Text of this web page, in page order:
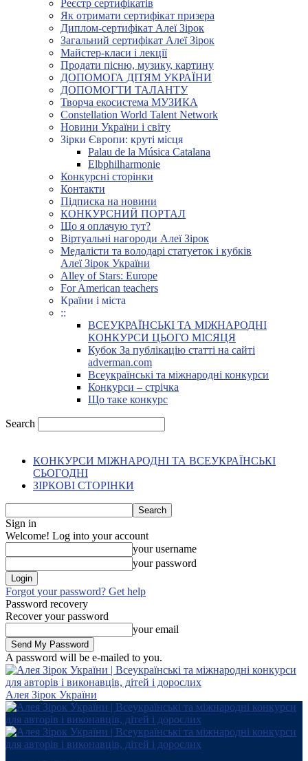
Реєстр сертифікатів
Як отримати сертифікат призера
Диплом-сертифікат Алеї Зірок
Загальний сертифікат Алеї Зірок
Майстер-класи і лекції
Продати пісню, музику, картину
ДОПОМОГА ДІТЯМ УКРАЇНИ
ДОПОМОГТИ ТАЛАНТУ
Творча екосистема МУЗИКА
Constellation World Talent Network
Новини України і світу
Зірки Європи: круті місця
Palau de la Música Catalana
Elbphilharmonie
Конкурсні сторінки
Контакти
Підписка на новини
КОНКУРСНИЙ ПОРТАЛ
Що я оплачую тут?
Віртуальні нагороди Алеї Зірок
Медалісти та володарі статуеток і кубків
Алеї Зірок України
Alley of Stars: Europe
For American teachers
Країни і міста
::
ВСЕУКРАЇНСЬКІ ТА МІЖНАРОДНІ
КОНКУРСИ ЦЬОГО МІСЯЦЯ
Кубок За публікацію статті на сайті
adverman.com
Всеукраїнські та міжнародні конкурси
Конкурси – стрічка
Що таке конкурс
Search
КОНКУРСИ МІЖНАРОДНІ ТА ВСЕУКРАЇНСЬКІ
СЬОГОДНІ
ЗІРКОВІ СТОРІНКИ
Sign in
Welcome! Log into your account
your username
your password
Forgot your password? Get help
Password recovery
Recover your password
your email
A password will be e-mailed to you.
Алея Зірок України